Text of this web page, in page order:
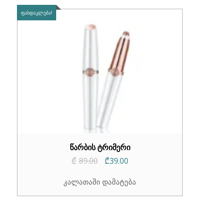
ᲤᲐᲡᲓᲐᲙᲚᲔᲑᲐ!
წარბის ტრიმერი
₾ 89.00
Original
was:
₾39.00Current
is:
კალათაში დამატება